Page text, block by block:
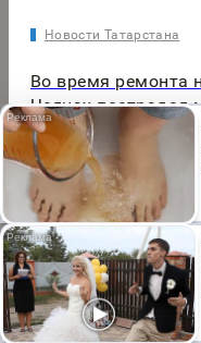
Новости Татарстана
Во время ремонта
Челнах пострадал
Мы используем
вы соглашаетесь с
ваши персональные
метрик Яндекс
Я